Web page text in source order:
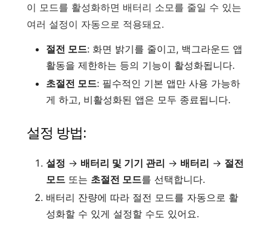
이 모드를 활성화하면 배터리 소모를 줄일 수 있는
여러 설정이 자동으로 적용돼요.
절전 모드: 화면 밝기를 줄이고, 백그라운드 앱
활동을 제한하는 등의 기능이 활성화됩니다.
초절전 모드: 필수적인 기본 앱만 사용 가능하
게 하고, 비활성화된 앱은 모두 종료됩니다.
설정 방법:
설정 → 배터리 및 기기 관리 → 배터리 → 절전
모드 또는 초절전 모드를 선택합니다.
배터리 잔량에 따라 절전 모드를 자동으로 활
성화할 수 있게 설정할 수도 있어요.